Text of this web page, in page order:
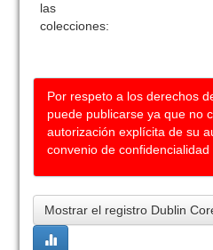
las
colecciones:
Por respeto a los derechos
puede publicarse ya que no
autorización explícita de su
convenio de confidencialidad
Mostrar el registro Dublin